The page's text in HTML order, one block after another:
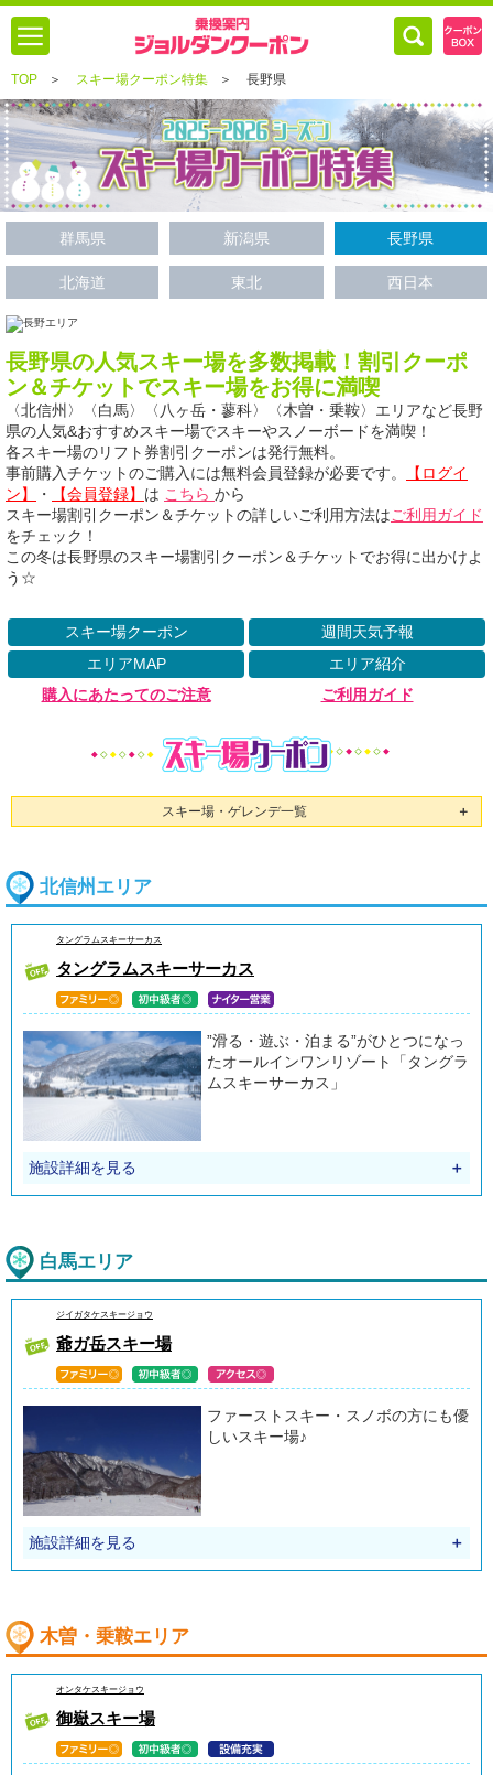
TOP ＞ スキー場クーポン特集 ＞ 長野県
群馬県 新潟県 長野県
北海道 東北 西日本
長野県の人気スキー場を多数掲載！割引クーポ
ン＆チケットでスキー場をお得に満喫
〈北信州〉〈白馬〉〈八ヶ岳・蓼科〉〈木曽・乗鞍〉エリアなど長野
県の人気&おすすめスキー場でスキーやスノーボードを満喫！
各スキー場のリフト券割引クーポンは発行無料。
事前購入チケットのご購入には無料会員登録が必要です。
【ログイ
ン】
・ 【会員登録】 は こちら から
スキー場割引クーポン＆チケットの詳しいご利用方法はご利用ガイド
をチェック！
この冬は長野県のスキー場割引クーポン＆チケットでお得に出かけよ
う☆
スキー場クーポン
週間天気予報
エリアMAP
エリア紹介
購入にあたってのご注意
ご利用ガイド
スキー場・ゲレンデ一覧 ＋
北信州エリア
タングラムスキーサーカス
タングラムスキーサーカス
”滑る・遊ぶ・泊まる”がひとつになっ
たオールインワンリゾート「タングラ
ムスキーサーカス」
施設詳細を見る ＋
白馬エリア
ジイガタケスキージョウ
爺ガ岳スキー場
ファーストスキー・スノボの方にも優
しいスキー場♪
施設詳細を見る ＋
木曽・乗鞍エリア
オンタケスキージョウ
御嶽スキー場